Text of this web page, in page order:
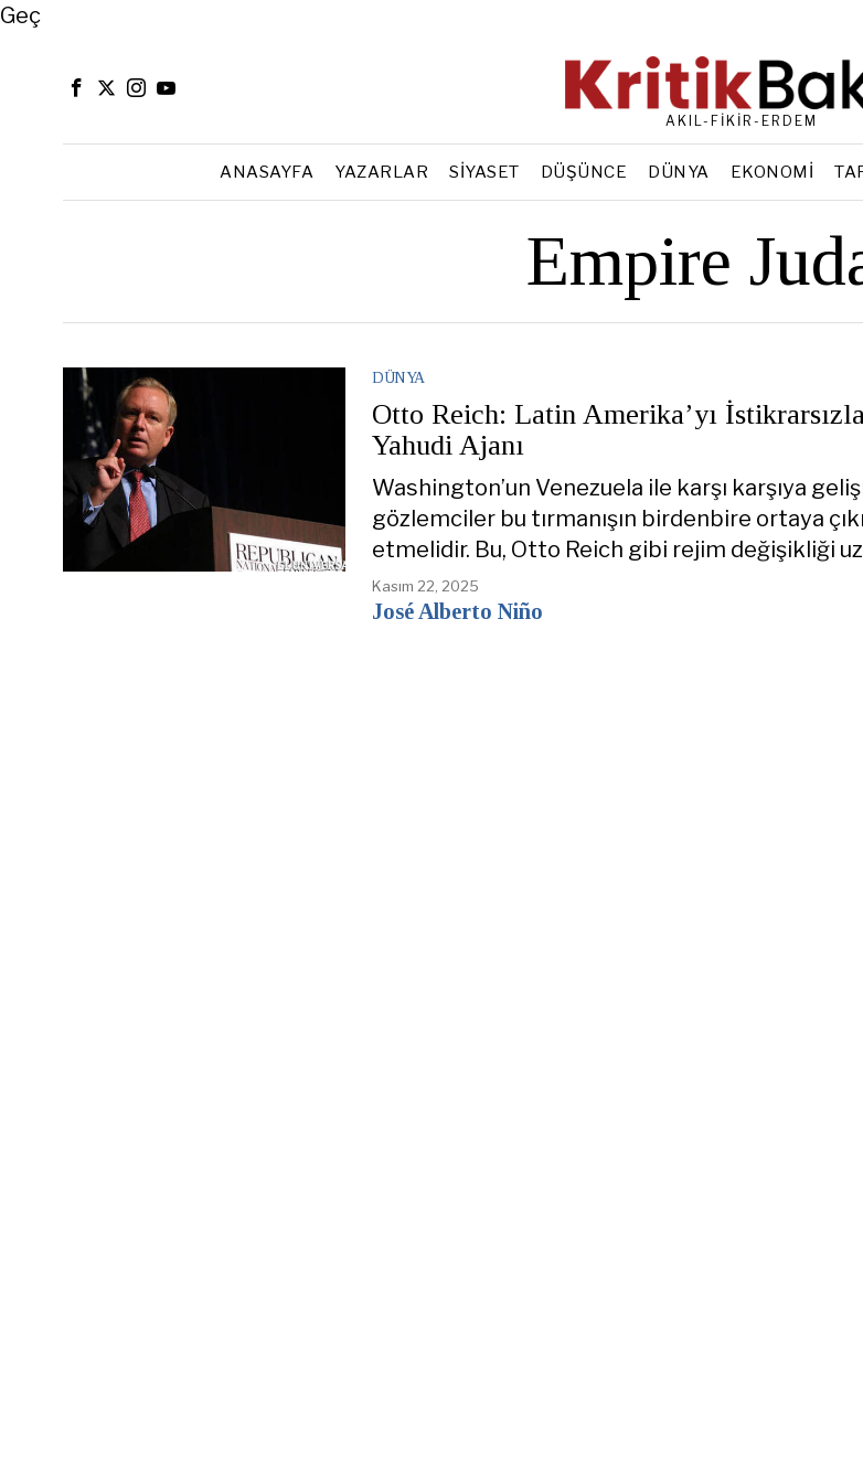
Close
Geç
AKIL-FİKİR-ERDEM
ANASAYFA YAZARLAR SIYASET DÜŞÜNCE DÜNYA EKONOMI
Empire
DÜNYA
Otto Reich: Latin Amerika’yı
Yahudi Ajanı
Washington’un Venezuela ile karşı karşıya
gözlemciler bu tırmanışın birdenbire ortaya
etmelidir. Bu, Otto Reich gibi rejim değişikliği
Kasım 22, 2025
José Alberto Niño